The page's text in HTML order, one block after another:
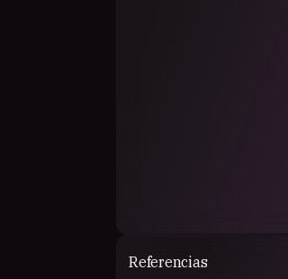
Referencias